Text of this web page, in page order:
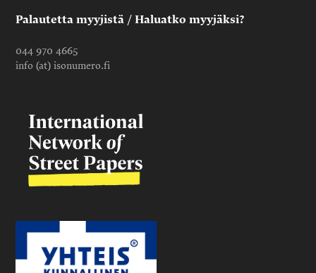
Palautetta myyjistä / Haluatko myyjäksi?
044 970 4665
info (at) isonumero.fi